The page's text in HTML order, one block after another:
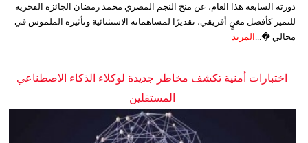
دورته السابعة هذا العام، عن منح النجم المصري محمد رمضان الجائزة الفخرية
للتميز كأفضل مغنٍ أفريقي، تقديرًا لمساهماته الاستثنائية وتأثيره الملموس في
مجالي �...
المزيد
اختبارات أمنية تكشف مخاطر جديدة لوكلاء الذكاء الاصطناعي
المستقلين